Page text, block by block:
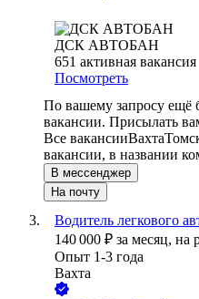
ДСК АВТОБАН
651 активная вакансия
Посмотреть
По вашему запросу ещё
вакансии. Присылать
Все вакансииВахта
вакансии, в названии
В мессенджер
На почту
Водитель легкового
140 000 ₽ за месяц, на
Опыт 1-3 года
Вахта